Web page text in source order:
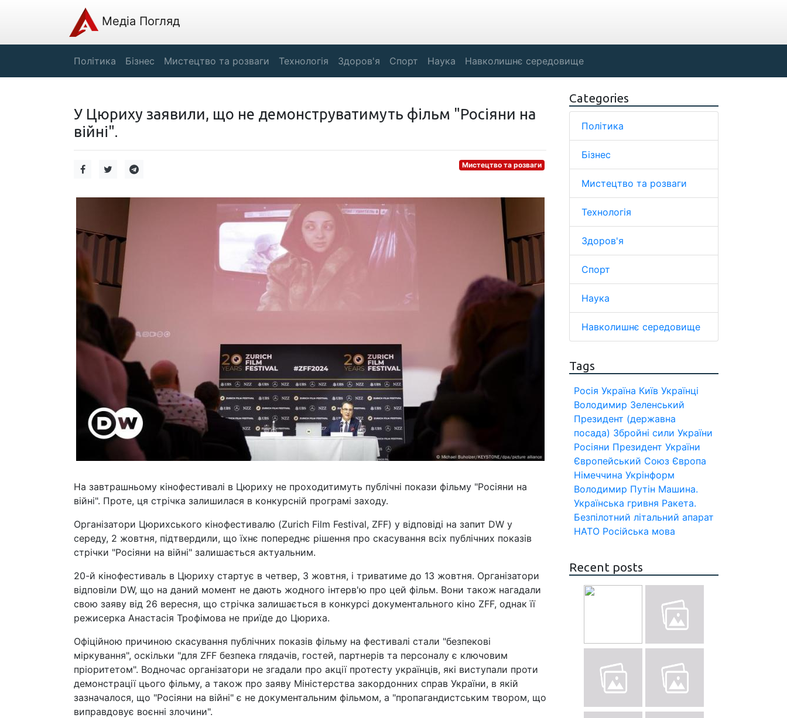
Медіа Погляд
Політика Бізнес Мистецтво та розваги Технологія Здоров'я Спорт Наука Навколишнє середовище
У Цюриху заявили, що не демонструватимуть фільм "Росіяни на
війні".
Мистецтво та розваги
На завтрашньому кінофестивалі в Цюриху не проходитимуть публічні покази фільму "Росіяни на
війні". Проте, ця стрічка залишилася в конкурсній програмі заходу.
Організатори Цюрихського кінофестивалю (Zurich Film Festival, ZFF) у відповіді на запит DW у
середу, 2 жовтня, підтвердили, що їхнє попереднє рішення про скасування всіх публічних показів
стрічки "Росіяни на війні" залишається актуальним.
20-й кінофестиваль в Цюриху стартує в четвер, 3 жовтня, і триватиме до 13 жовтня. Організатори
відповіли DW, що на даний момент не дають жодного інтерв'ю про цей фільм. Вони також нагадали
свою заяву від 26 вересня, що стрічка залишається в конкурсі документального кіно ZFF, однак її
режисерка Анастасія Трофімова не приїде до Цюриха.
Офіційною причиною скасування публічних показів фільму на фестивалі стали "безпекові
міркування", оскільки "для ZFF безпека глядачів, гостей, партнерів та персоналу є ключовим
пріоритетом". Водночас організатори не згадали про акції протесту українців, які виступали проти
демонстрації цього фільму, а також про заяву Міністерства закордонних справ України, в якій
зазначалося, що "Росіяни на війні" є не документальним фільмом, а "пропагандистським твором, що
виправдовує воєнні злочини".
Categories
Політика
Бізнес
Мистецтво та розваги
Технологія
Здоров'я
Спорт
Наука
Навколишнє середовище
Tags
Росія Україна Київ Українці
Володимир Зеленський
Президент (державна
посада) Збройні сили України
Росіяни Президент України
Європейський Союз Європа
Німеччина Укрінформ
Володимир Путін Машина.
Українська гривня Ракета.
Безпілотний літальний апарат
НАТО Російська мова
Recent posts